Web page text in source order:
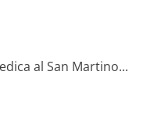
al San Martino...